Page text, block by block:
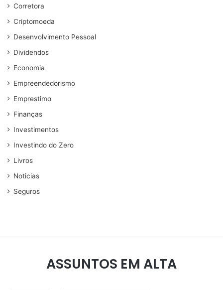
Corretora
Criptomoeda
Desenvolvimento Pessoal
Dividendos
Economia
Empreendedorismo
Emprestimo
Finanças
Investimentos
Investindo do Zero
Livros
Noticias
Seguros
ASSUNTOS EM ALTA